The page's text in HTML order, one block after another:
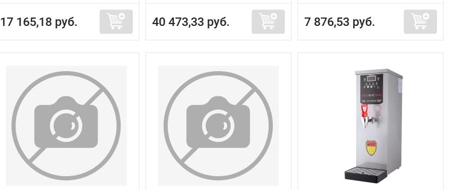
17 165,18 руб. 40 473,33 руб. 7 876,53 руб.